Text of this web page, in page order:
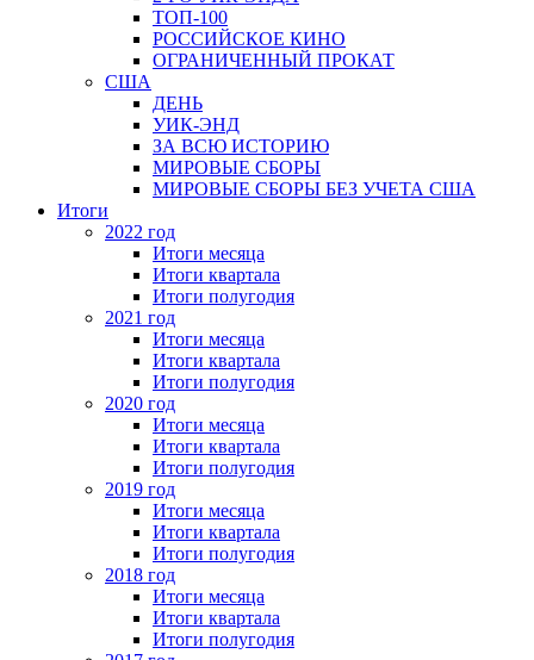
ТОП-100
РОССИЙСКОЕ КИНО
ОГРАНИЧЕННЫЙ ПРОКАТ
США
ДЕНЬ
УИК-ЭНД
ЗА ВСЮ ИСТОРИЮ
МИРОВЫЕ СБОРЫ
МИРОВЫЕ СБОРЫ БЕЗ УЧЕТА США
Итоги
2022 год
Итоги месяца
Итоги квартала
Итоги полугодия
2021 год
Итоги месяца
Итоги квартала
Итоги полугодия
2020 год
Итоги месяца
Итоги квартала
Итоги полугодия
2019 год
Итоги месяца
Итоги квартала
Итоги полугодия
2018 год
Итоги месяца
Итоги квартала
Итоги полугодия